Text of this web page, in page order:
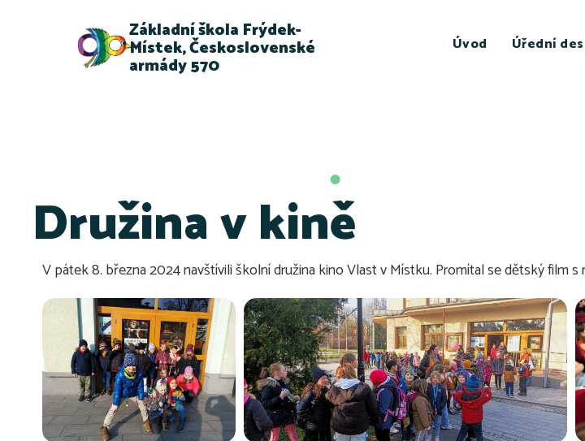
Základní škola Frýdek-
Místek, Československé
armády 570
Úvod Úřední
Družina v kině
V pátek 8. března 2024 navštívili školní družina kino Vlast v Místku. Promítal se dětský film